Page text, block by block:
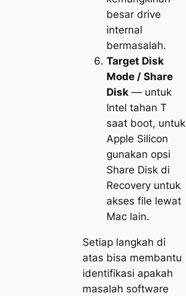
besar drive
internal
bermasalah.
Target Disk
Mode / Share
Disk— untuk
Intel tahan T
saat boot, untuk
Apple Silicon
gunakan opsi
Share Diskdi
Recovery untuk
akses file lewat
Mac lain.
Setiap langkah di
atas bisa membantu
identifikasi apakah
masalah software